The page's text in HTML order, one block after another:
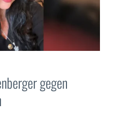
gegen